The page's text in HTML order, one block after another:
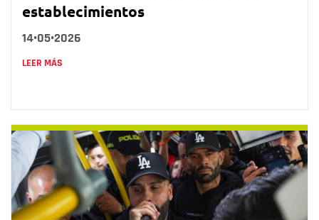
establecimientos
14•05•2026
LEER MÁS